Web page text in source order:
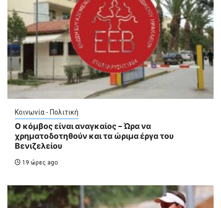
Κοινωνία - Πολιτική
Ο κόμβος είναι αναγκαίος – Ώρα να
χρηματοδοτηθούν και τα ώριμα έργα του
Βενιζελείου
19 ώρες ago